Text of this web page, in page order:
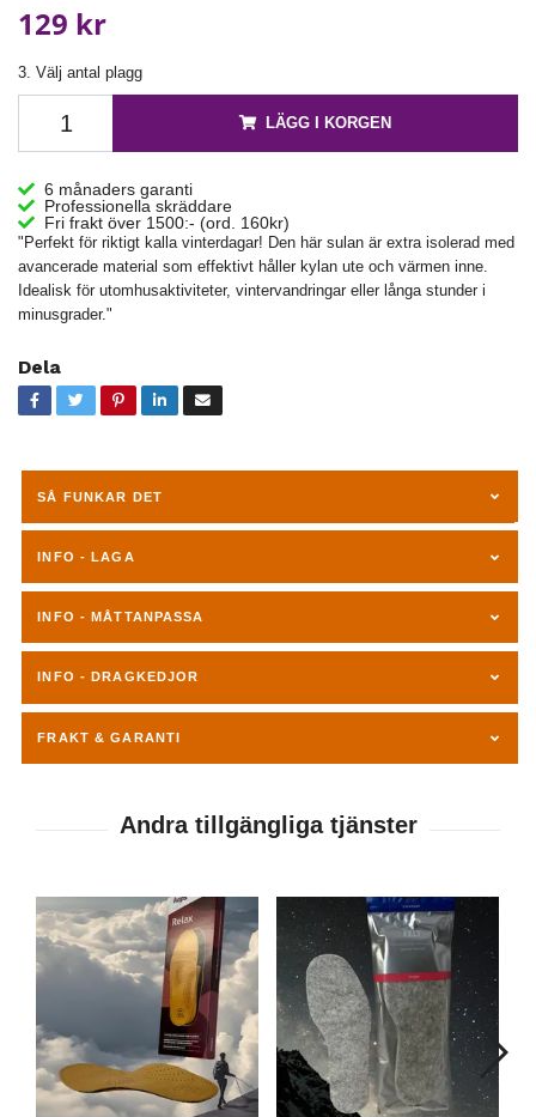
129 kr
3. Välj antal plagg
LÄGG I KORGEN
6 månaders garanti
Professionella skräddare
Fri frakt över 1500:- (ord. 160kr)
"Perfekt för riktigt kalla vinterdagar! Den här sulan är extra isolerad med
avancerade material som effektivt håller kylan ute och värmen inne.
Idealisk för utomhusaktiviteter, vintervandringar eller långa stunder i
minusgrader."
Dela
SÅ FUNKAR DET
INFO - LAGA
INFO - MÅTTANPASSA
INFO - DRAGKEDJOR
FRAKT & GARANTI